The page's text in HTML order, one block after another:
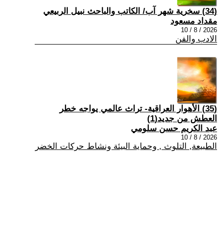
(34) سخرية شهر آب/ الكاتب والباحث نبيل الربيعي
مقداد مسعود
2026 / 8 / 10
الادب والفن
(35) الأهوار العراقية- تراث عالمي يواجه خطر
العطش من جديد(1)
عبد الكريم حسن سلومي
2026 / 8 / 10
الطبيعة, التلوث , وحماية البيئة ونشاط حركات الخضر